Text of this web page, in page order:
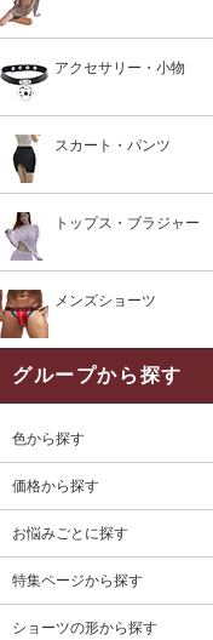
アクセサリー・小物
スカート・パンツ
トップス・ブラジャー
メンズショーツ
グループから探す
色から探す
価格から探す
お悩みごとに探す
特集ページから探す
ショーツの形から探す